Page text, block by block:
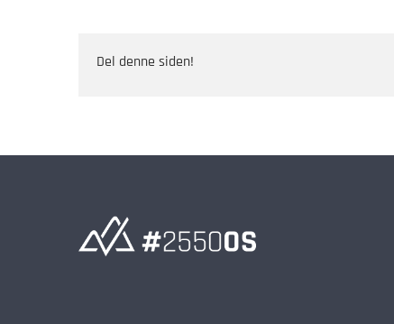
Del denne siden!